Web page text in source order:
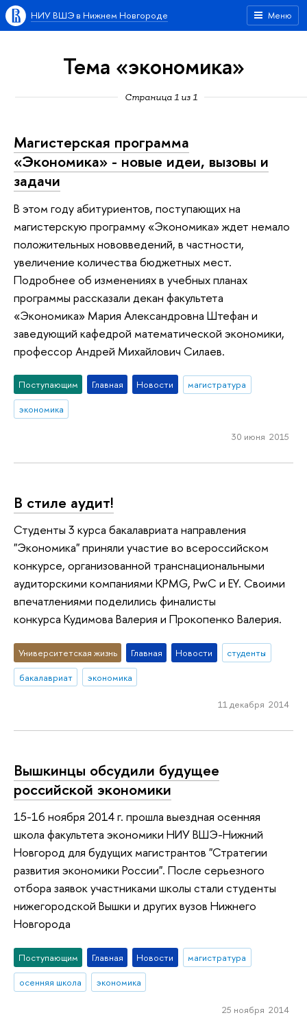
Меню
НИУ ВШЭ в Нижнем Новгороде
Тема «экономика»
Страница 1 из 1
Магистерская программа
«Экономика» - новые идеи, вызовы и
задачи
В этом году абитуриентов, поступающих на
магистерскую программу «Экономика» ждет немало
положительных нововведений, в частности,
увеличение количества бюджетных мест.
Подробнее об изменениях в учебных планах
программы рассказали декан факультета
«Экономика» Мария Александровна Штефан и
заведующий кафедрой математической экономики,
профессор Андрей Михайлович Силаев.
Поступающим Главная Новости
магистратура
экономика
30 июня 2015
В стиле аудит!
Студенты 3 курса бакалавриата направления
"Экономика" приняли участие во всероссийском
конкурсе, организованной транснациональными
аудиторскими компаниями KPMG, PwC и EY. Своими
впечатлениями поделились финалисты
конкурса Кудимова Валерия и Прокопенко Валерия.
Университетская жизнь Главная Новости
студенты
бакалавриат
экономика
11 декабря 2014
Вышкинцы обсудили будущее
российской экономики
15-16 ноября 2014 г. прошла выездная осенняя
школа факультета экономики НИУ ВШЭ-Нижний
Новгород для будущих магистрантов "Стратегии
развития экономики России". После серьезного
отбора заявок участниками школы стали студенты
нижегородской Вышки и других вузов Нижнего
Новгорода
Поступающим Главная Новости
магистратура
осенняя школа
экономика
25 ноября 2014